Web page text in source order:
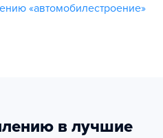
«автомобилестроение»
в лучшие